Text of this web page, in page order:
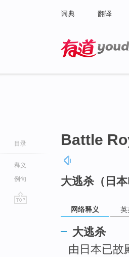
词典 翻译
目录
释义
例句
Battle
大逃杀（日本
网络释义 英
大逃杀
由日本已故